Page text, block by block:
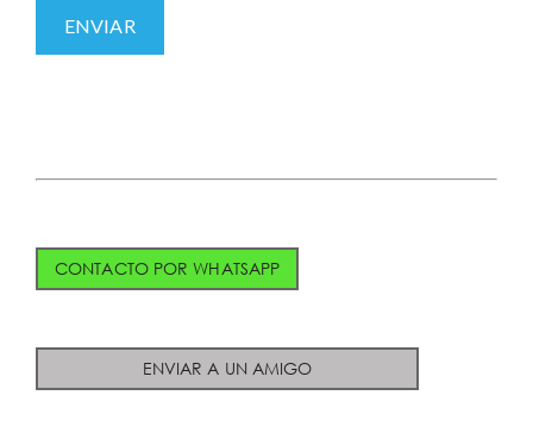
CONTACTO POR WHATSAPP
ENVIAR A UN AMIGO